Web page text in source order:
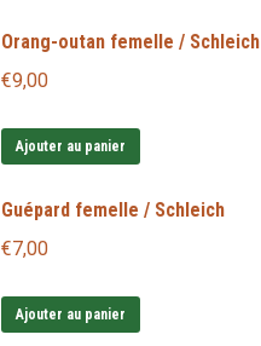
Orang-outan femelle / Schleich
€9,00
Ajouter au panier
Guépard femelle / Schleich
€7,00
Ajouter au panier